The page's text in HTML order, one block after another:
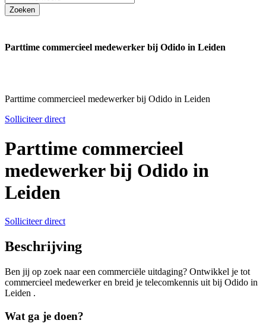
Parttime commercieel medewerker bij Odido in Leiden
Parttime commercieel medewerker bij Odido in Leiden
Solliciteer direct
Parttime commercieel
medewerker bij Odido in
Leiden
Solliciteer direct
Beschrijving
Ben jij op zoek naar een commerciële uitdaging? Ontwikkel je tot
commercieel medewerker en breid je telecomkennis uit bij Odido in
Leiden .
Wat ga je doen?